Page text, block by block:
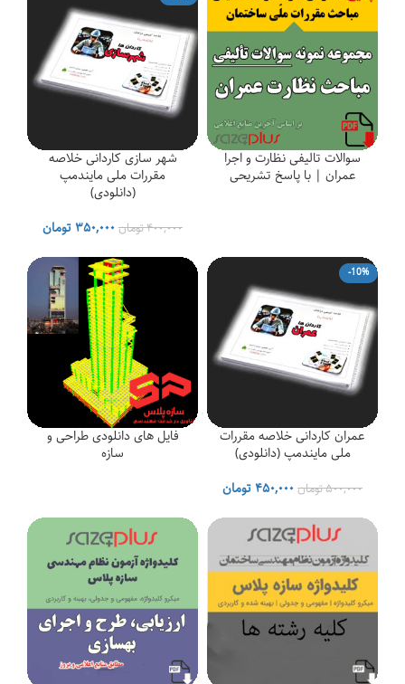
سوالات تالیفی نظارت و اجرا
عمران | با پاسخ تشریحی
شهر سازی کاردانی خلاصه
مقررات ملی مایندمپ
(دانلودی)
۴۰۰,۰۰۰تومانقیمت
۴۰۰,۰۰۰ تومان
بود.
۳۵۰,۰۰۰تومانقیمت
است. -10%
عمران کاردانی خلاصه مقررات
ملی مایندمپ (دانلودی)
۵۰۰,۰۰۰تومانقیمت
۵۰۰,۰۰۰ تومان
بود.
۴۵۰,۰۰۰تومانقیمت
۴۵۰,۰۰۰ تومان
است.
فایل های دانلودی طراحی و
سازه